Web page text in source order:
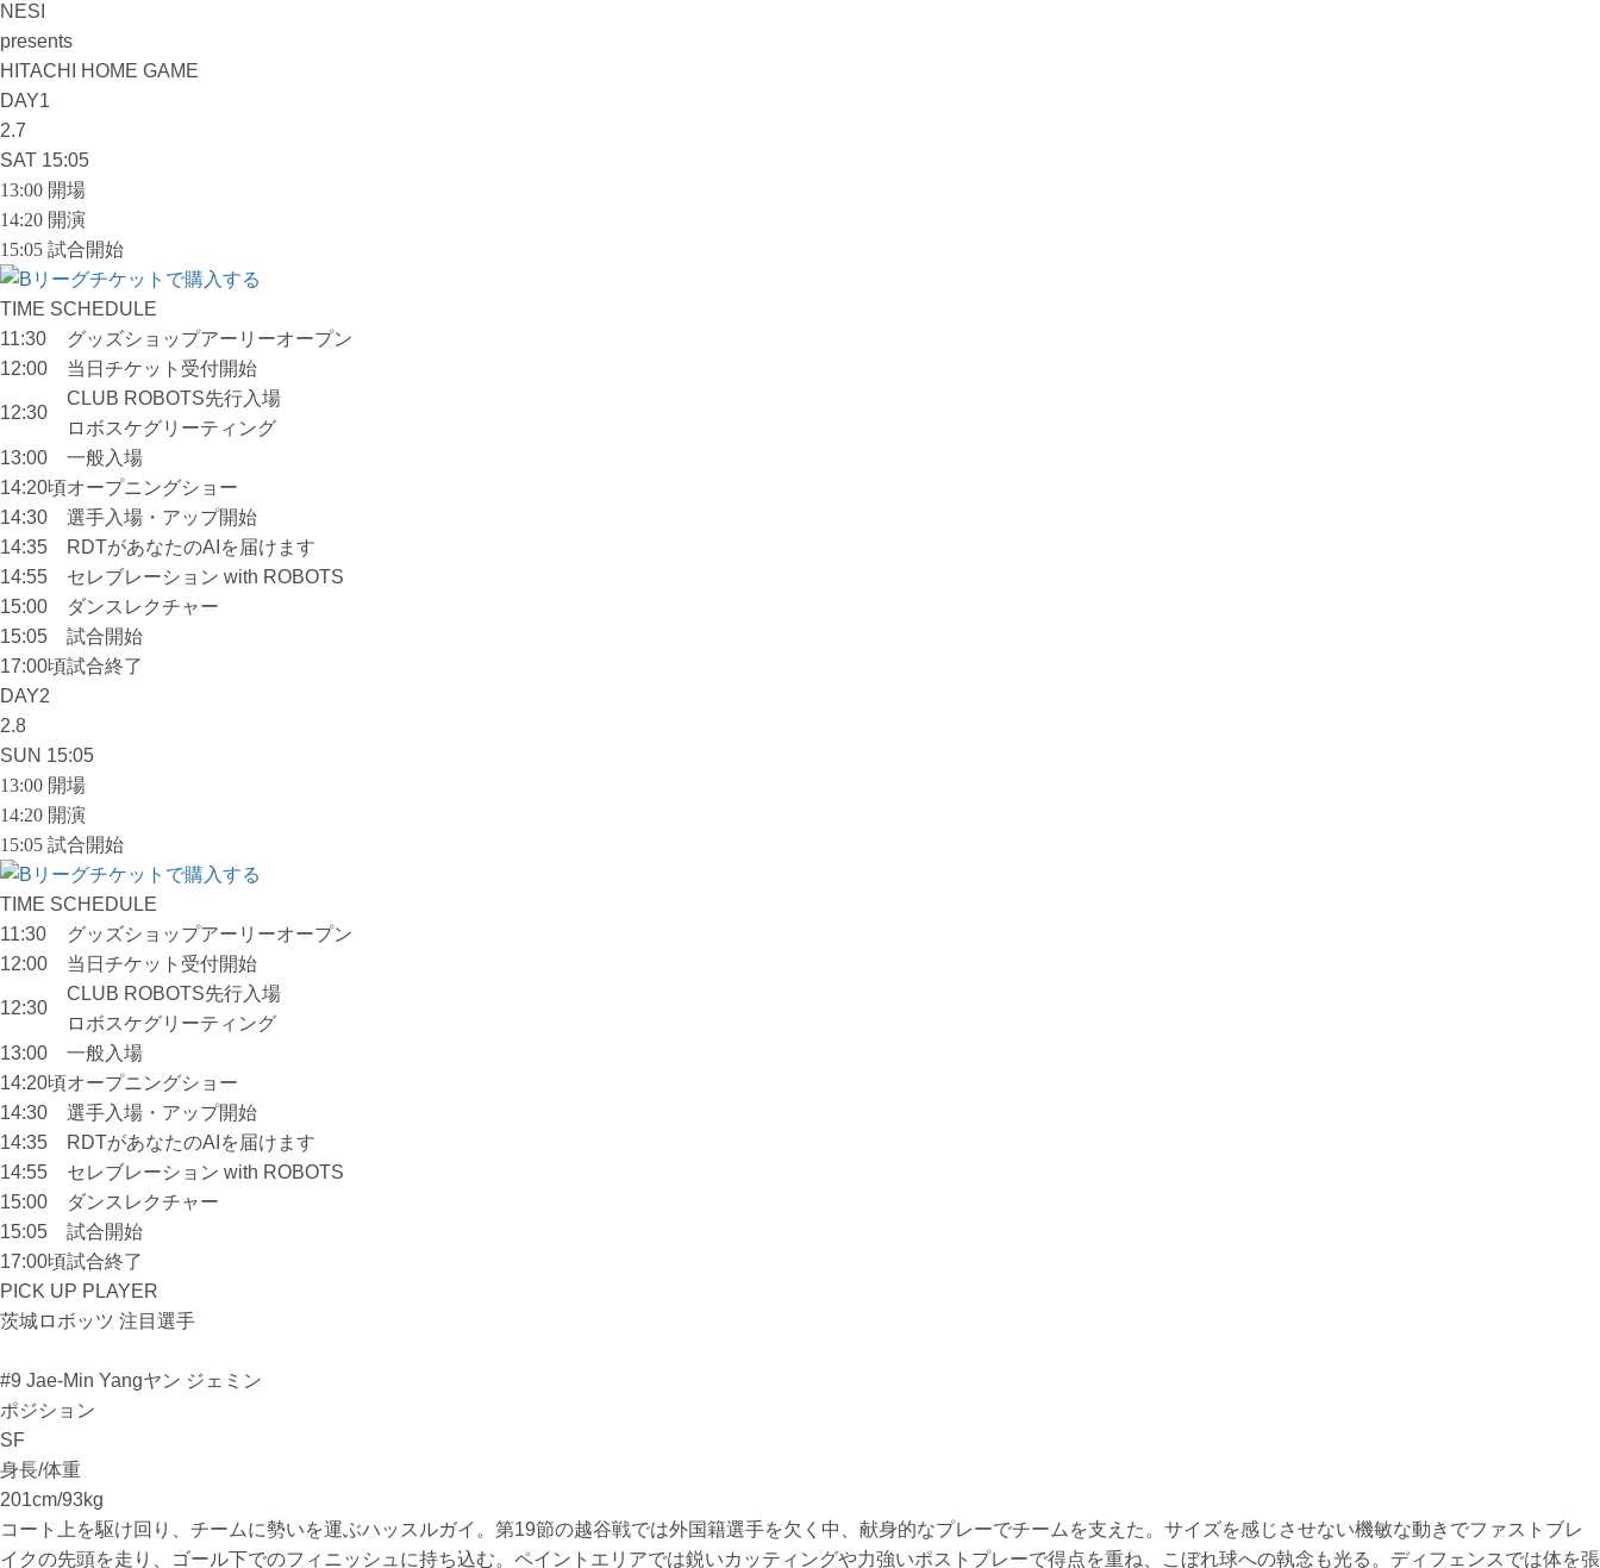
NESI
presents
HITACHI HOME GAME
DAY1
2.7
SAT 15:05
13:00 開場
14:20 開演
15:05 試合開始
TIME SCHEDULE
11:30
グッズショップアーリーオープン
12:00
当日チケット受付開始
12:30
CLUB ROBOTS先行入場
ロボスケグリーティング
13:00
一般入場
14:20頃オープニングショー
14:30
選手入場・アップ開始
14:35
RDTがあなたのAIを届けます
14:55
セレブレーション with ROBOTS
15:00
ダンスレクチャー
15:05
試合開始
17:00頃試合終了
DAY2
2.8
SUN 15:05
13:00 開場
14:20 開演
15:05 試合開始
TIME SCHEDULE
11:30
グッズショップアーリーオープン
12:00
当日チケット受付開始
12:30
CLUB ROBOTS先行入場
ロボスケグリーティング
13:00
一般入場
14:20頃オープニングショー
14:30
選手入場・アップ開始
14:35
RDTがあなたのAIを届けます
14:55
セレブレーション with ROBOTS
15:00
ダンスレクチャー
15:05
試合開始
17:00頃試合終了
PICK UP PLAYER
茨城ロボッツ 注目選手
#9 Jae-Min Yangヤン ジェミン
ポジション
SF
身長/体重
201cm/93kg
コート上を駆け回り、チームに勢いを運ぶハッスルガイ。第19節の越谷戦では外国籍選手を欠く中、献身的なプレーでチームを支えた。サイズを感じさせない機敏な動きでファストブレ
イクの先頭を走り、ゴール下でのフィニッシュに持ち込む。ペイントエリアでは鋭いカッティングや力強いポストプレーで得点を重ね、こぼれ球への執念も光る。ディフェンスでは体を張